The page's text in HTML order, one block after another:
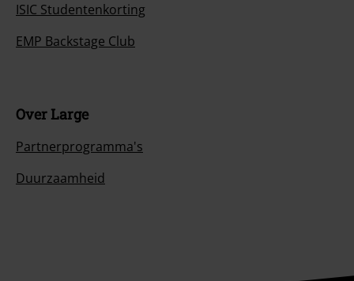
ISIC Studentenkorting
EMP Backstage Club
Over Large
Partnerprogramma's
Duurzaamheid